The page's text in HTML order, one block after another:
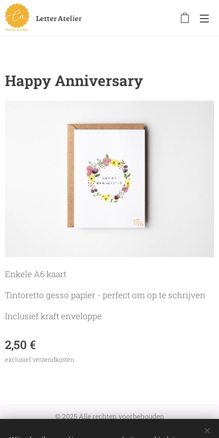
Letter Atelier
Happy Anniversary
Enkele A6 kaart
Tintoretto gesso papier - perfect om op te schrijven
Inclusief kraft enveloppe
2,50 €
exclusief verzendkosten
© 2025 Alle rechten voorbehouden